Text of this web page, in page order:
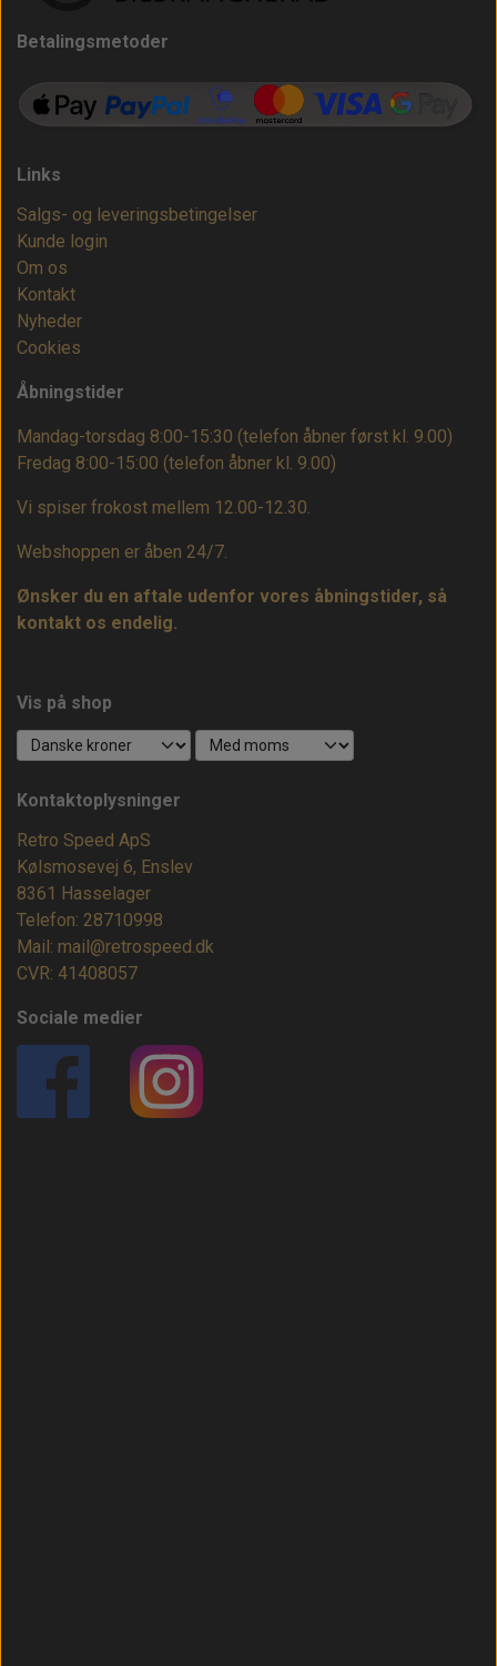
Betalingsmetoder
Links
Salgs- og leveringsbetingelser
Kunde login
Om os
Kontakt
Nyheder
Cookies
Åbningstider
Mandag-torsdag 8:00-15:30 (telefon åbner først kl. 9.00)
Fredag 8:00-15:00 (telefon åbner kl. 9.00)
Vi spiser frokost mellem 12.00-12.30.
Webshoppen er åben 24/7.
Ønsker du en aftale udenfor vores åbningstider, så
kontakt os endelig.
Vis på shop
Kontaktoplysninger
Retro Speed ApS
Kølsmosevej 6, Enslev
8361 Hasselager
Telefon: 28710998
Mail: mail@retrospeed.dk
CVR: 41408057
Sociale medier